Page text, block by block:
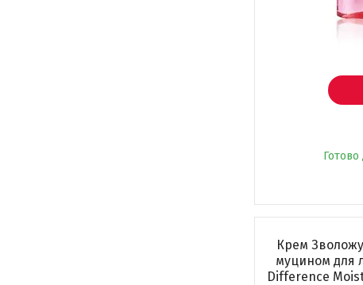
Готово
Крем
муцином для
Difference